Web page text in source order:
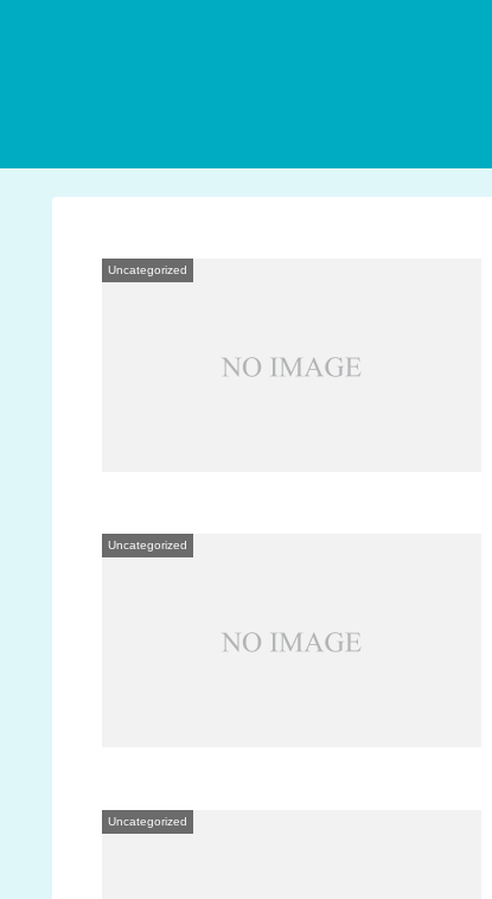
Uncategorized
Uncategorized
Uncategorized